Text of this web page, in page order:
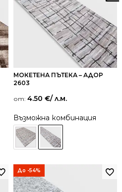
МОКЕТЕНА ПЪТЕКА – АДОР
2603
от: 4.50 €/ л.м.
Възможна комбинация
До -54%